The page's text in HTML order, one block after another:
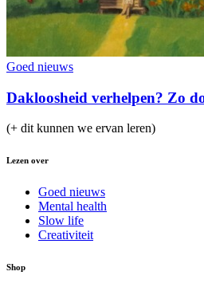
Goed nieuws
Dakloosheid verhelpen? Zo
(+ dit kunnen we ervan leren)
Lezen over
Goed nieuws
Mental health
Slow life
Creativiteit
Shop